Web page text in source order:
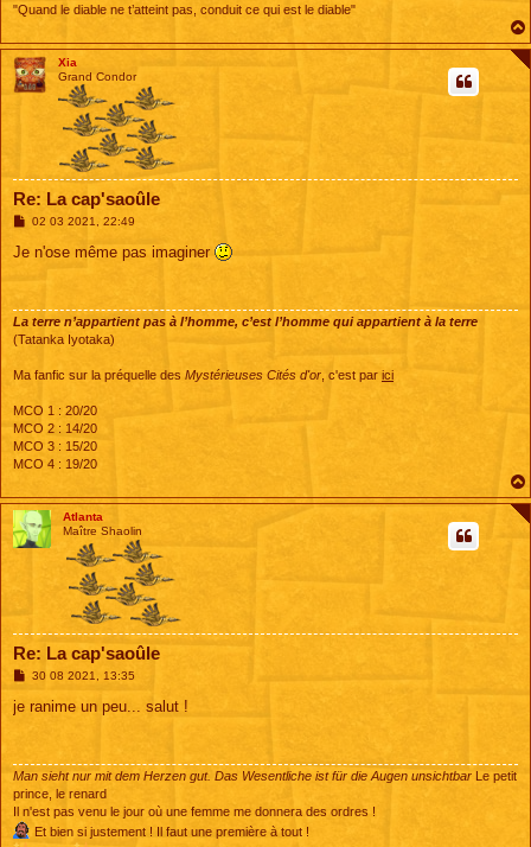
"Quand le diable ne t’atteint pas, conduit ce qui est le diable"
Xia
Grand Condor
Re: La cap'saoûle
M
s
02 03 2021, 22:49
Je n'ose même pas imaginer
La terre n’appartient pas à l’homme, c’est l’homme qui appartient à la terre
(Tatanka Iyotaka)
Ma fanfic sur la préquelle des Mystérieuses Cités d'or , c'est par ici
MCO 1 : 20/20
MCO 2 : 14/20
MCO 3 : 15/20
MCO 4 : 19/20
Atlanta
Maître Shaolin
Re: La cap'saoûle
M
s
30 08 2021, 13:35
je ranime un peu... salut !
Man sieht nur mit dem Herzen gut. Das Wesentliche ist für die Augen unsichtbar Le petit
prince, le renard
Il n'est pas venu le jour où une femme me donnera des ordres !
Et bien si justement ! Il faut une première à tout !